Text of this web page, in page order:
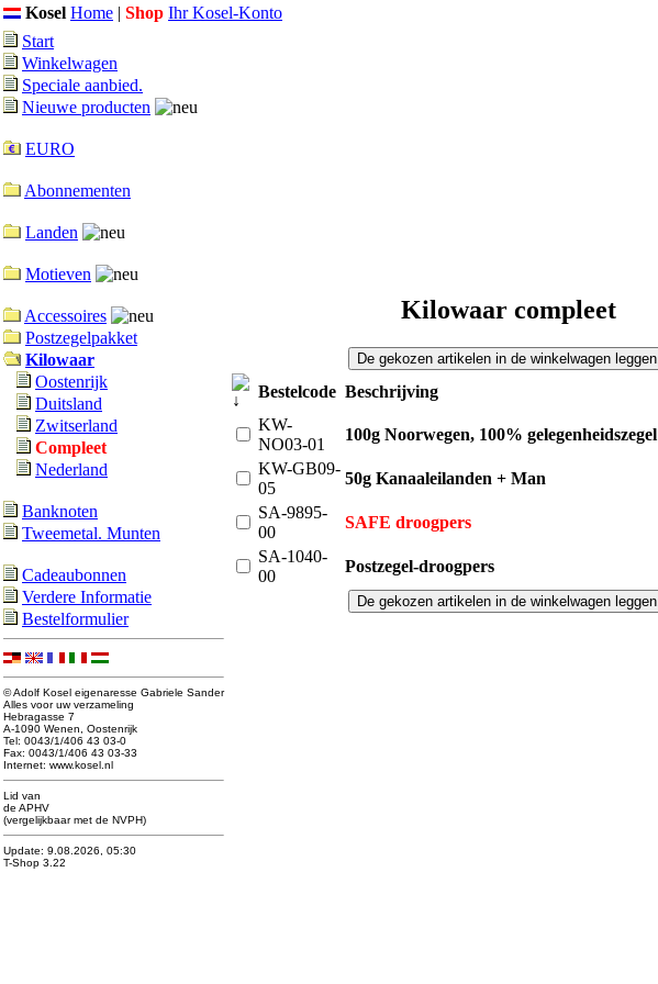
Kosel Home | Shop Ihr Kosel-Konto
Start
Winkelwagen
Speciale aanbied.
Nieuwe producten
EURO
Abonnementen
Landen
Motieven
Accessoires
Postzegelpakket
Kilowaar
Oostenrijk
Duitsland
Zwitserland
Compleet
Nederland
Banknoten
Tweemetal. Munten
Cadeaubonnen
Verdere Informatie
Bestelformulier
© Adolf Kosel eigenaresse Gabriele Sander
Alles voor uw verzameling
Hebragasse 7
A-1090 Wenen, Oostenrijk
Tel: 0043/1/406 43 03-0
Fax: 0043/1/406 43 03-33
Internet: www.kosel.nl
Lid van
de APHV
(vergelijkbaar met de NVPH)
Update: 9.08.2026, 05:30
T-Shop 3.22
Kilowaar compleet
Bestelcode Beschrijving
KW-
NO03-01
100g Noorwegen, 100% gelegenheidszegel
KW-GB09-
05
50g Kanaaleilanden + Man
SA-9895-
00
SAFE droogpers
SA-1040-
00
Postzegel-droogpers